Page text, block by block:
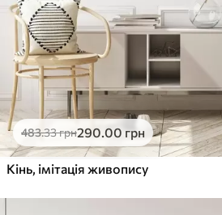
483.33грн290.00 грн
Кінь, імітація живопису